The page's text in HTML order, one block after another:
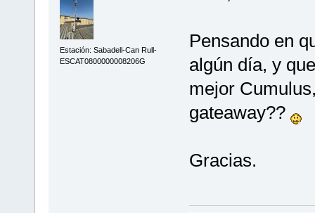
Estación: Sabadell-Can Rull-
ESCAT0800000008206G
Pensando en
algún día, y
mejor
gateaway??
Gracias.